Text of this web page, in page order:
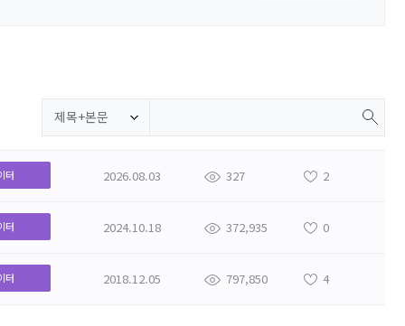
제목+본문
터 2026.08.03 327 2
터 2024.10.18 372,935 0
터 2018.12.05 797,850 4